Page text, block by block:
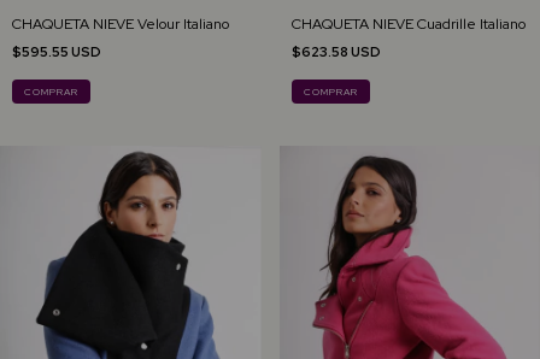
CHAQUETA NIEVE Velour Italiano
$595.55 USD
COMPRAR
CHAQUETA NIEVE Cuadrille Italiano
$623.58 USD
COMPRAR